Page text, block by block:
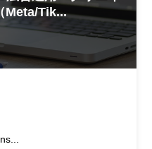
Meta/Tik...